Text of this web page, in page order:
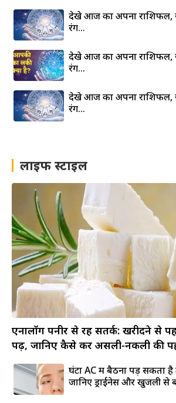
देखे आज का अपना
रंग…
देखे आज का अपना
रंग…
देखे आज का अपना
रंग…
लाइफ स्टाइल
एनालॉग पनीर से रहें सतर्क: खरीदने से
पढ़ें, जानिए कैसे करें असली-नकली की
घंटों AC में बैठना पड़ सकता है
जानिए ड्राईनेस और खुजली से